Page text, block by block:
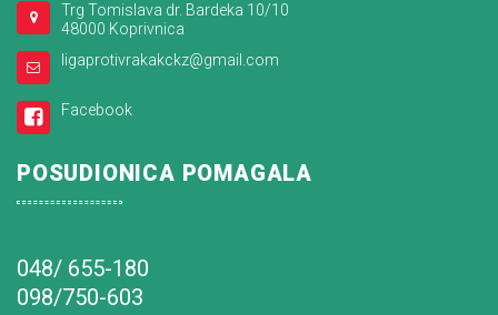
Trg Tomislava dr. Bardeka 10/10
48000 Koprivnica
ligaprotivrakakckz@gmail.com
Facebook
POSUDIONICA POMAGALA
048/ 655-180
098/750-603